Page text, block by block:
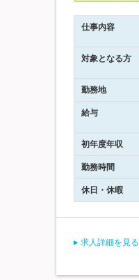
仕事内容
対象となる方
勤務地
給与
初年度年収
勤務時間
休日・休暇
求人詳細を見る